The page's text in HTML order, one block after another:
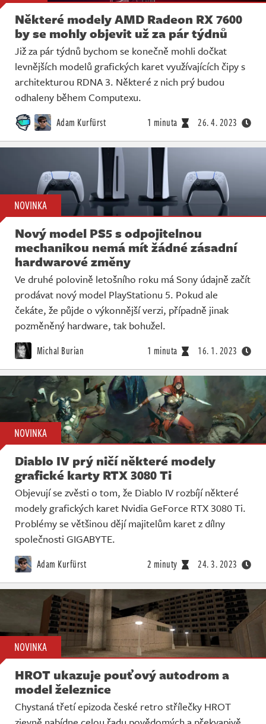
Některé modely AMD Radeon RX 7600
by se mohly objevit už za pár týdnů
Již za pár týdnů bychom se konečně mohli dočkat
levnějších modelů grafických karet využívajících čipy s
architekturou RDNA 3. Některé z nich prý budou
odhaleny během Computexu.
Adam Kurfürst 1 minuta 26. 4. 2023
NOVINKA
Nový model PS5 s odpojitelnou
mechanikou nemá mít žádné zásadní
hardwarové změny
Ve druhé polovině letošního roku má Sony údajně začít
prodávat nový model PlayStationu 5. Pokud ale
čekáte, že půjde o výkonnější verzi, případně jinak
pozměněný hardware, tak bohužel.
Michal Burian 1 minuta 16. 1. 2023
NOVINKA
Diablo IV prý ničí některé modely
grafické karty RTX 3080 Ti
Objevují se zvěsti o tom, že Diablo IV rozbíjí některé
modely grafických karet Nvidia GeForce RTX 3080 Ti.
Problémy se většinou dějí majitelům karet z dílny
společnosti GIGABYTE.
Adam Kurfürst 2 minuty 24. 3. 2023
NOVINKA
HROT ukazuje pouťový autodrom a
model železnice
Chystaná třetí epizoda české retro střílečky HROT